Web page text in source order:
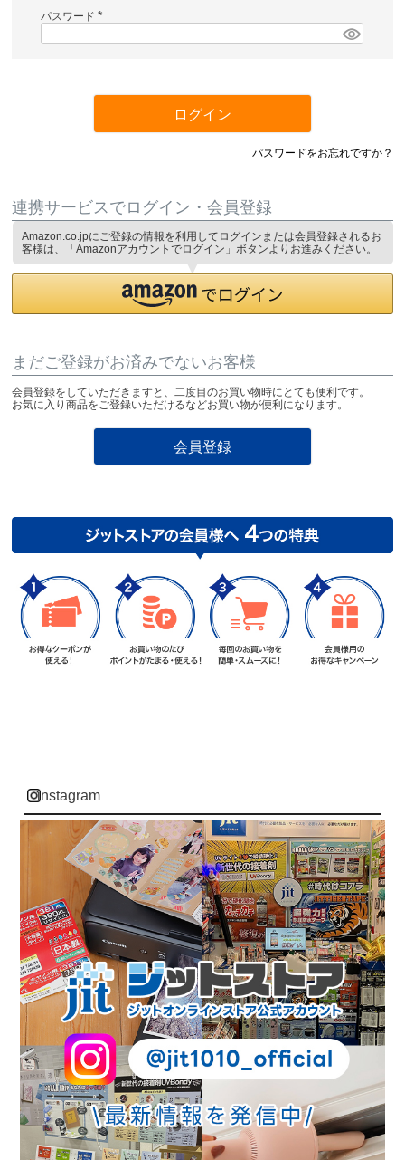
パスワード
必
ログイン
パスワードをお忘れですか？
連携サービスでログイン・会員登録
Amazon.co.jpにご登録の情報を利用してログインまたは会員登録されるお
客様は、「Amazonアカウントでログイン」ボタンよりお進みください。
まだご登録がお済みでないお客様
会員登録をしていただきますと、二度目のお買い物時にとても便利です。
お気に入り商品をご登録いただけるなどお買い物が便利になります。
会員登録
instagram